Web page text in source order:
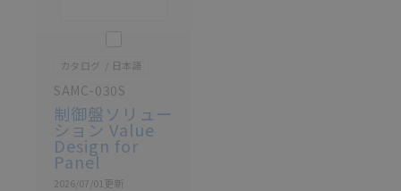
カタログ 日本語
SAMC-030S
制御盤ソリュー
ション Value
Design for
Panel
2026/07/01更新